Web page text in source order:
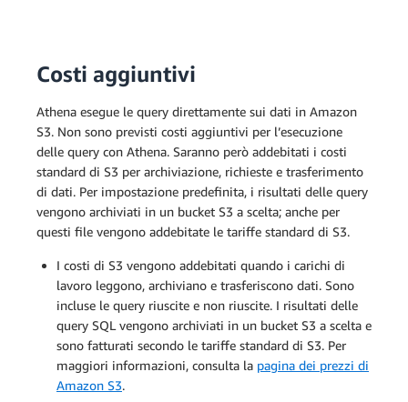
Costi aggiuntivi
Athena esegue le query direttamente sui dati in Amazon
S3. Non sono previsti costi aggiuntivi per l’esecuzione
delle query con Athena. Saranno però addebitati i costi
standard di S3 per archiviazione, richieste e trasferimento
di dati. Per impostazione predefinita, i risultati delle query
vengono archiviati in un bucket S3 a scelta; anche per
questi file vengono addebitate le tariffe standard di S3.
I costi di S3 vengono addebitati quando i carichi di
lavoro leggono, archiviano e trasferiscono dati. Sono
incluse le query riuscite e non riuscite. I risultati delle
query SQL vengono archiviati in un bucket S3 a scelta e
sono fatturati secondo le tariffe standard di S3. Per
maggiori informazioni, consulta la pagina dei prezzi di
Amazon S3.